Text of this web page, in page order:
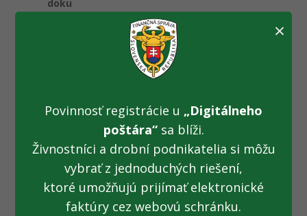
doku
dnu
isie
pre
zabe
zpeč
06. 11. 2014
×
Povinnosť registrácie u „Digitálneho
poštára“sa blíži.
Živnostníci a drobní podnikatelia si môžu
vybrať z jednoduchých riešení,
ktoré umožňujú prijímať elektronické
faktúry cez webovú schránku.